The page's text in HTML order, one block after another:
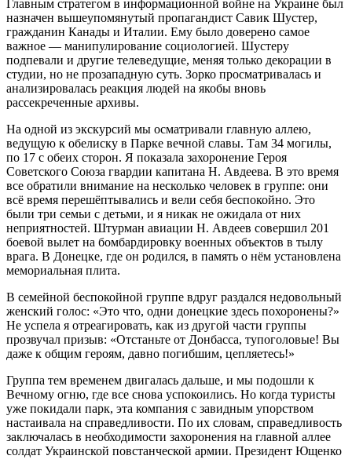
Главным стратегом в информационной войне на Украине был
назначен вышеупомянутый пропагандист Савик Шустер,
гражданин Канады и Италии. Ему было доверено самое
важное — манипулирование социологией. Шустеру
подпевали и другие телеведущие, меняя только декорации в
студии, но не прозападную суть. Зорко просматривалась и
анализировалась реакция людей на якобы вновь
рассекреченные архивы.
На одной из экскурсий мы осматривали главную аллею,
ведущую к обелиску в Парке вечной славы. Там 34 могилы,
по 17 с обеих сторон. Я показала захоронение Героя
Советского Союза гвардии капитана Н. Авдеева. В это время
все обратили внимание на несколько человек в группе: они
всё время перешёптывались и вели себя беспокойно. Это
были три семьи с детьми, и я никак не ожидала от них
неприятностей. Штурман авиации Н. Авдеев совершил 201
боевой вылет на бомбардировку военных объектов в тылу
врага. В Донецке, где он родился, в память о нём установлена
мемориальная плита.
В семейной беспокойной группе вдруг раздался недовольный
женский голос: «Это что, одни донецкие здесь похоронены?»
Не успела я отреагировать, как из другой части группы
прозвучал призыв: «Отстаньте от Донбасса, тупоголовые! Вы
даже к общим героям, давно погибшим, цепляетесь!»
Группа тем временем двигалась дальше, и мы подошли к
Вечному огню, где все снова успокоились. Но когда туристы
уже покидали парк, эта компания с завидным упорством
настаивала на справедливости. По их словам, справедливость
заключалась в необходимости захоронения на главной аллее
солдат Украинской повстанческой армии. Президент Ющенко